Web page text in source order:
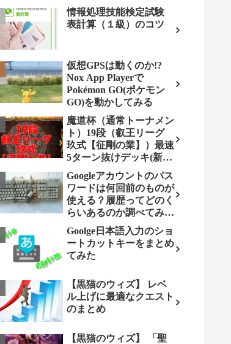
情報処理技能検定試験
表計算（１級）のコツ
仮想GPSは動くのか!?
Nox App Playerで
Pokémon GO(ポケモン
GO)を動かしてみる
魔道杯（通常トーナメン
ト）19段（叡王リーグ
玖式【征剛の業】）最速
5ターン抜けデッキ(新パ
ターン)!
Googleアカウントのパス
ワードは何回前のものが
使える？履歴ってどのく
らいあるのか調べてみま
した。
Goolge日本語入力のショ
ートカットキーをまとめ
てみた
【黒猫のウィズ】 レベ
ル上げに最適なクエスト
のまとめ
【黒猫のウィズ】 「聖